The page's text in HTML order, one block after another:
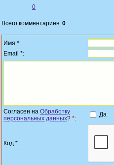
0
Всего комментариев: 0
Имя *:
Email *:
Согласен на Обработку
персональных данных? *:
Да
Код *: